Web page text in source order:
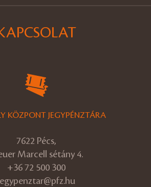
KÖZPONT JEGYPÉNZTÁRA
7622 Pécs,
Marcell sétány 4.
+36 72 500 300